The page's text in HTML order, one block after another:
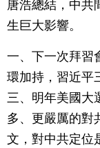
唐浩總結，中共
生巨大影響。
一、下一次拜習
環加持，習近平
三、明年美國大
多、更嚴厲的對
文，對中共定位